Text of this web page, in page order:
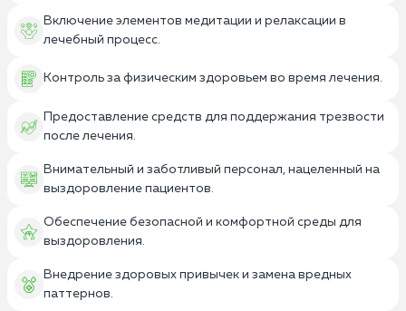
Включение элементов медитации и релаксации в
лечебный процесс.
Контроль за физическим здоровьем во время лечения.
Предоставление средств для поддержания трезвости
после лечения.
Внимательный и заботливый персонал, нацеленный на
выздоровление пациентов.
Обеспечение безопасной и комфортной среды для
выздоровления.
Внедрение здоровых привычек и замена вредных
паттернов.